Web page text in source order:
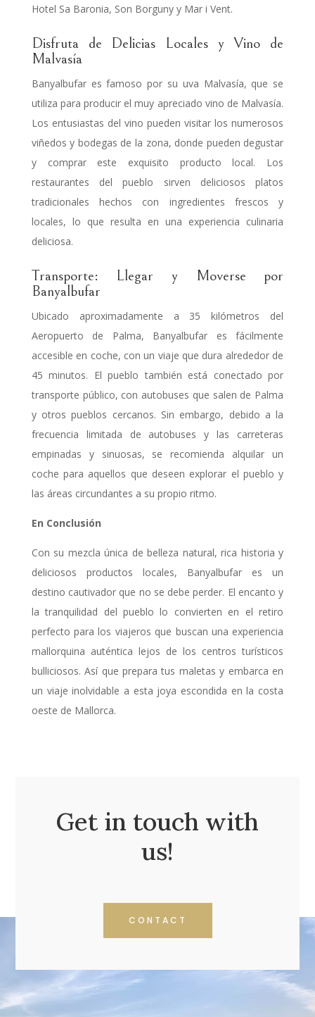
Hotel Sa Baronia, Son Borguny y Mar i Vent.
Disfruta de Delicias Locales y Vino de
Malvasía
Banyalbufar es famoso por su uva Malvasía, que se
utiliza para producir el muy apreciado vino de Malvasía.
Los entusiastas del vino pueden visitar los numerosos
viñedos y bodegas de la zona, donde pueden degustar
y comprar este exquisito producto local. Los
restaurantes del pueblo sirven deliciosos platos
tradicionales hechos con ingredientes frescos y
locales, lo que resulta en una experiencia culinaria
deliciosa.
Transporte: Llegar y Moverse por
Banyalbufar
Ubicado aproximadamente a 35 kilómetros del
Aeropuerto de Palma, Banyalbufar es fácilmente
accesible en coche, con un viaje que dura alrededor de
45 minutos. El pueblo también está conectado por
transporte público, con autobuses que salen de Palma
y otros pueblos cercanos. Sin embargo, debido a la
frecuencia limitada de autobuses y las carreteras
empinadas y sinuosas, se recomienda alquilar un
coche para aquellos que deseen explorar el pueblo y
las áreas circundantes a su propio ritmo.
En Conclusión
Con su mezcla única de belleza natural, rica historia y
deliciosos productos locales, Banyalbufar es un
destino cautivador que no se debe perder. El encanto y
la tranquilidad del pueblo lo convierten en el retiro
perfecto para los viajeros que buscan una experiencia
mallorquina auténtica lejos de los centros turísticos
bulliciosos. Así que prepara tus maletas y embarca en
un viaje inolvidable a esta joya escondida en la costa
oeste de Mallorca.
Get in touch with
us!
CONTACT